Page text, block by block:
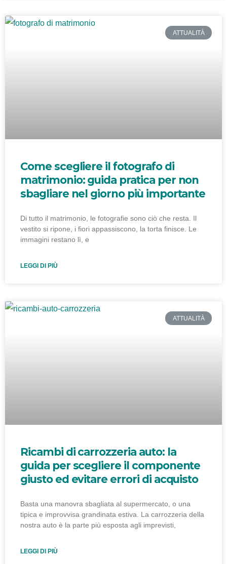
ATTUALITÀ
Come scegliere il fotografo di
matrimonio: guida pratica per non
sbagliare nel giorno più importante
Di tutto il matrimonio, le fotografie sono ciò che resta. Il
vestito si ripone, i fiori appassiscono, la torta finisce. Le
immagini restano lì, e
LEGGI DI PIÙ
ATTUALITÀ
Ricambi di carrozzeria auto: la
guida per scegliere il componente
giusto ed evitare errori di acquisto
Basta una manovra sbagliata al supermercato, o una
tipica e improvvisa grandinata estiva. La carrozzeria della
nostra auto è la parte più esposta agli imprevisti,
LEGGI DI PIÙ